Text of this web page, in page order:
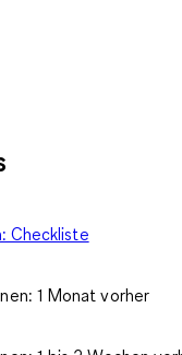
Checkliste
1 Monat vorher